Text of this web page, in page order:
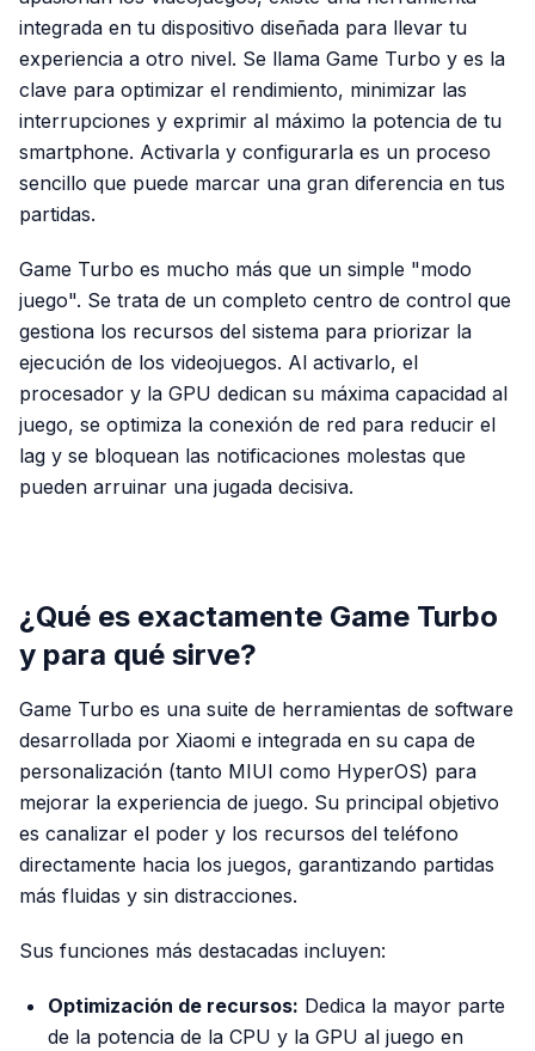
integrada en tu dispositivo diseñada para llevar tu
experiencia a otro nivel. Se llama Game Turbo y es la
clave para optimizar el rendimiento, minimizar las
interrupciones y exprimir al máximo la potencia de tu
smartphone. Activarla y configurarla es un proceso
sencillo que puede marcar una gran diferencia en tus
partidas.
Game Turbo es mucho más que un simple "modo
juego". Se trata de un completo centro de control que
gestiona los recursos del sistema para priorizar la
ejecución de los videojuegos. Al activarlo, el
procesador y la GPU dedican su máxima capacidad al
juego, se optimiza la conexión de red para reducir el
lag y se bloquean las notificaciones molestas que
pueden arruinar una jugada decisiva.
¿Qué es exactamente Game Turbo
y para qué sirve?
Game Turbo es una suite de herramientas de software
desarrollada por Xiaomi e integrada en su capa de
personalización (tanto MIUI como HyperOS) para
mejorar la experiencia de juego. Su principal objetivo
es canalizar el poder y los recursos del teléfono
directamente hacia los juegos, garantizando partidas
más fluidas y sin distracciones.
Sus funciones más destacadas incluyen:
Optimización de recursos: Dedica la mayor parte
de la potencia de la CPU y la GPU al juego en